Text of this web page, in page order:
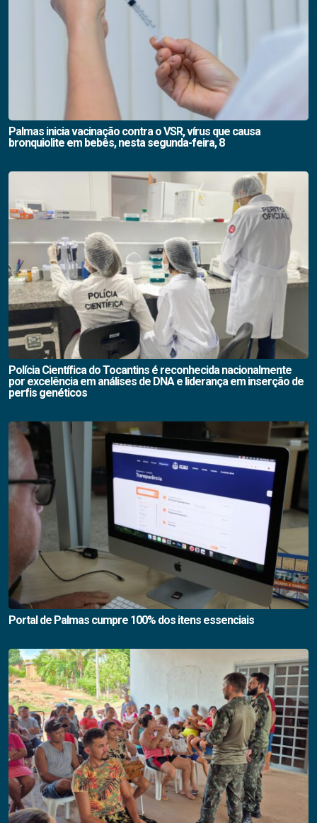
Palmas inicia vacinação contra o VSR, vírus que causa
bronquiolite em bebês, nesta segunda-feira, 8
Polícia Científica do Tocantins é reconhecida nacionalmente
por excelência em análises de DNA e liderança em inserção de
perfis genéticos
Portal de Palmas cumpre 100% dos itens essenciais